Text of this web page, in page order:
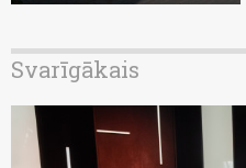
Svarīgākais